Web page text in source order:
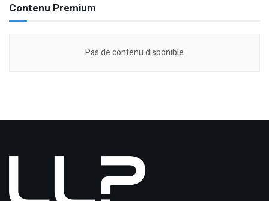
Contenu Premium
Pas de contenu disponible